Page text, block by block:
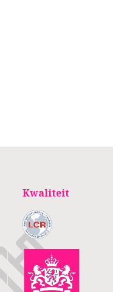
Kwaliteit